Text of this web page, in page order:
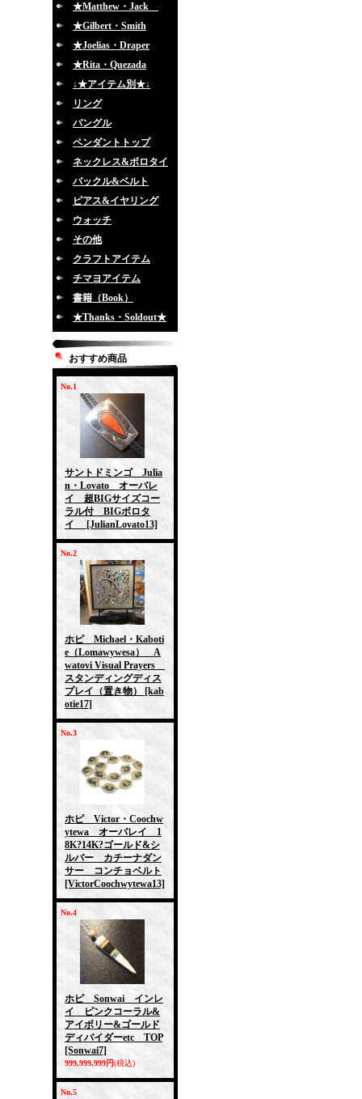
★Matthew・Jack
★Gilbert・Smith
★Joelias・Draper
★Rita・Quezada
↓★アイテム別★↓
リング
バングル
ペンダントトップ
ネックレス&ボロタイ
バックル&ベルト
ピアス&イヤリング
ウォッチ
その他
クラフトアイテム
チマヨアイテム
書籍（Book）
★Thanks・Soldout★
おすすめ商品
No.1
サントドミンゴ Julia
n・Lovato オーバレ
イ 超BIGサイズコー
ラル付 BIGボロタ
イ
[JulianLovato13]
No.2
ホピ Michael・Kaboti
e（Lomawywesa） A
watovi Visual Prayers
スタンディングディス
プレイ（置き物）
[kab
otie17]
No.3
ホピ Victor・Coochw
ytewa オーバレイ 1
8K?14K?ゴールド&シ
ルバー カチーナダン
サー コンチョベルト
[VictorCoochwytewa13]
No.4
ホピ Sonwai インレ
イ ピンクコーラル&
アイボリー&ゴールド
ディバイダーetc TOP
[Sonwai7]
999,999,999円(税込)
No.5